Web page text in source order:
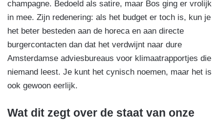
champagne. Bedoeld als satire, maar Bos ging er vrolijk
in mee. Zijn redenering: als het budget er toch is, kun je
het beter besteden aan de horeca en aan directe
burgercontacten dan dat het verdwijnt naar dure
Amsterdamse adviesbureaus voor klimaatrapportjes die
niemand leest. Je kunt het cynisch noemen, maar het is
ook gewoon eerlijk.
Wat dit zegt over de staat van onze